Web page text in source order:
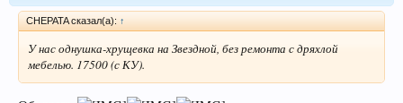
CHEPATA сказал(а): ↑
У нас однушка-хрущевка на Звездной, без ремонта с дряхлой
мебелью. 17500 (с КУ).